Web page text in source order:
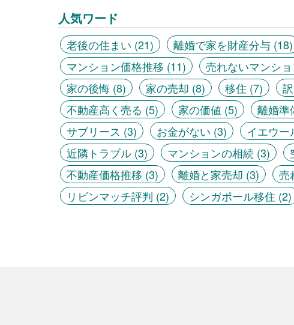
人気ワード
老後の住まい (21) 離婚で家を財産分与 (18)
マンション価格推移 (11) 売れないマンシ
家の後悔 (8) 家の売却 (8) 移住 (7)
不動産高く売る (5) 家の価値 (5) 離婚準
サブリース (3) お金がない (3) イエウー
近隣トラブル (3) マンションの相続 (3)
不動産価格推移 (3) 離婚と家売却 (3) 売
リビンマッチ評判 (2) シンガポール移住 (2)